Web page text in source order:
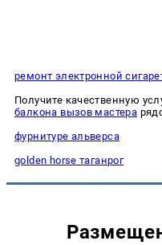
ремонт электронной
Получите качественную
балкона вызов мастера
фурнитуре альверса
golden horse таганрог